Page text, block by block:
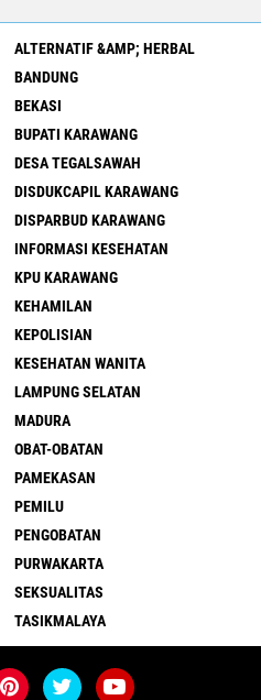
ALTERNATIF &AMP; HERBAL
BANDUNG
BEKASI
BUPATI KARAWANG
DESA TEGALSAWAH
DISDUKCAPIL KARAWANG
DISPARBUD KARAWANG
INFORMASI KESEHATAN
KPU KARAWANG
KEHAMILAN
KEPOLISIAN
KESEHATAN WANITA
LAMPUNG SELATAN
MADURA
OBAT-OBATAN
PAMEKASAN
PEMILU
PENGOBATAN
PURWAKARTA
SEKSUALITAS
TASIKMALAYA